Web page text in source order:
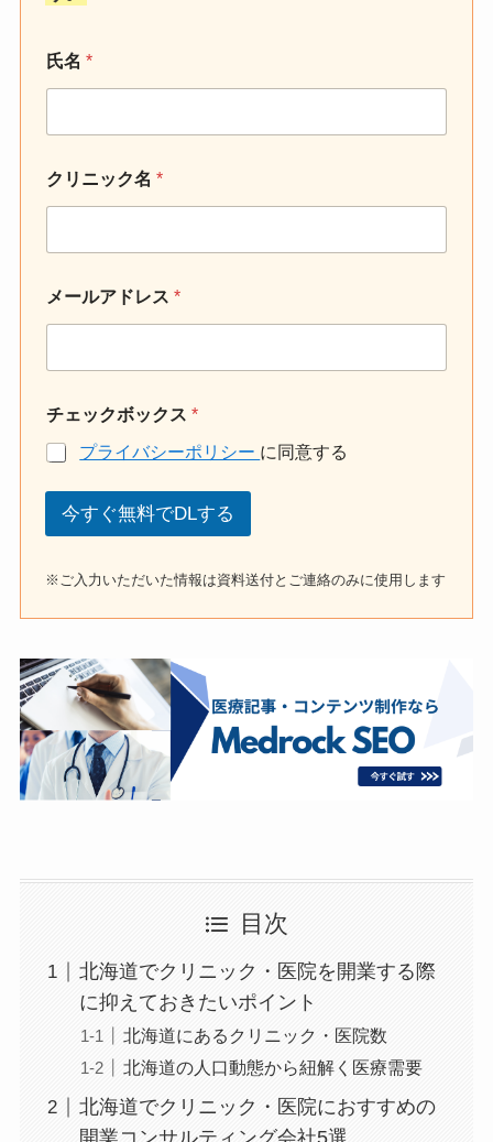
氏名*
クリニック名*
メールアドレス*
チェックボックス*
プライバシーポリシー に同意する
今すぐ無料でDLする
※ご入力いただいた情報は資料送付とご連絡のみに使用します
目次
北海道でクリニック・医院を開業する際
に抑えておきたいポイント
北海道にあるクリニック・医院数
北海道の人口動態から紐解く医療需要
北海道でクリニック・医院におすすめの